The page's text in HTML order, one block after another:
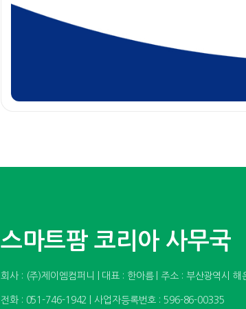
스마트팜 코리아 사무국
회사 : (주)제이엠컴퍼니 | 대표 : 한아름 | 주소 : 부산광역시
전화 : 051-746-1942 | 사업자등록번호 : 596-86-00335